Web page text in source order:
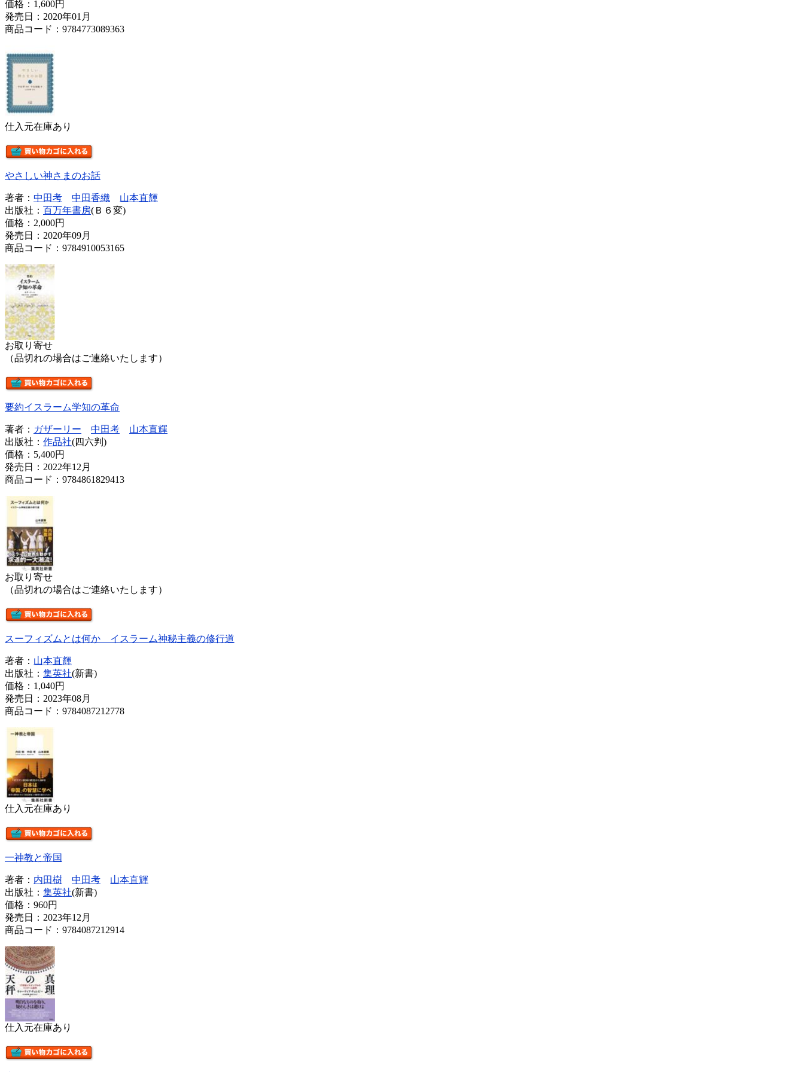
価格： 1,600円
発売日：2020年01月
商品コード：9784773089363
仕入元在庫あり
やさしい神さまのお話
著者： 中田考 中田香織
山本直輝
出版社： 百万年書房(Ｂ６変)
価格： 2,000円
発売日：2020年09月
商品コード：9784910053165
お取り寄せ
（品切れの場合はご連絡いたします）
要約イスラーム学知の革命
著者： ガザーリー 中田考
山本直輝
出版社： 作品社(四六判)
価格： 5,400円
発売日：2022年12月
商品コード：9784861829413
お取り寄せ
（品切れの場合はご連絡いたします）
スーフィズムとは何か イスラーム神秘主義の修行道
著者： 山本直輝
出版社： 集英社(新書)
価格： 1,040円
発売日：2023年08月
商品コード：9784087212778
仕入元在庫あり
一神教と帝国
著者： 内田樹 中田考
山本直輝
出版社： 集英社(新書)
価格： 960円
発売日：2023年12月
商品コード：9784087212914
仕入元在庫あり